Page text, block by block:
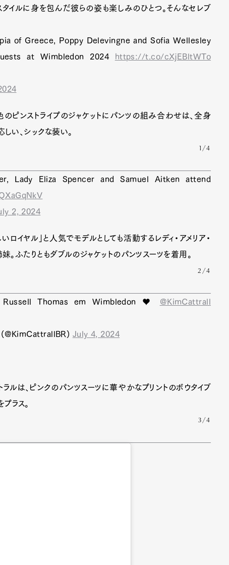
イルに身を包んだ彼らの姿も楽しみのひとつ。そんなセレブ
of Greece, Poppy Delevingne and Sofia Wellesley
at Wimbledon 2024
https://t.co/cXjEBltWTo
のピンストライプのジャケットにパンツの組み合わせは、全身
い、シックな装い。
1/4
Lady Eliza Spencer and Samuel Aitken attend
2, 2024
ロイヤル」と人気でモデルとしても活動するレディ・アメリア・
。ふたりともダブルのジャケットのパンツスーツを着用。
2/4
Russell Thomas em Wimbledon ♥️ @KimCattrall
July 4, 2024
ルは、ピンクのパンツスーツに華やかなプリントのボウタイブ
ラス。
3/4